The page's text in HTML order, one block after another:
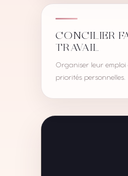
CONCILIER
TRAVAIL
Organiser leur
priorités personnelles.